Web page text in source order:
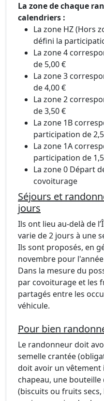
La zone de chaque
calendriers :
La zone HZ (Hors
défini la
La zone 4
de 5,00 €
La zone 3
de 4,00 €
La zone 2
de 3,50 €
La zone 1B
participation de
La zone 1A
participation de
La zone 0 Départ
covoiturage
Séjours et
jours
Ils ont lieu au-delà de
varie de 2 jours à une
Ils sont proposés, en
novembre pour
Dans la mesure du
par covoiturage et les
partagés entre les
véhicule.
Pour bien
Le randonneur doit
semelle crantée
doit avoir un vêtement
chapeau, une bouteille
(biscuits ou fruits